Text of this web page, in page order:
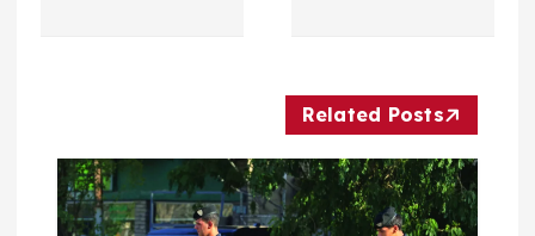
Related Posts